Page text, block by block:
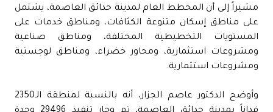
مشيراً إلى أن المخطط العام لمدينة حدائق العاصمة، يشتمل
على مناطق إسكان متنوعة الكثافات، ومناطق خدمات على
المستويات التخطيطية المختلفة، ومناطق صناعية
ومشروعات استثمارية، ومحاور خضراء، ومناطق لوجستية
ومشروعات استثمارية.
وأوضح الدكتور عاصم الجزار، أنه بالنسبة لمنطقة الـ2350